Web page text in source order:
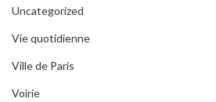
Uncategorized
Vie quotidienne
Ville de Paris
Voirie